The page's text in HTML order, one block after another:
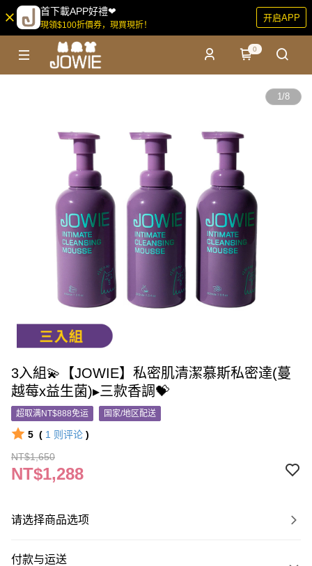
首下載APP好禮❤
現領$100折價券，現買現折！
开启APP
0
1/8
3入組💫【JOWIE】私密肌清潔慕斯私密達(蔓
越莓x益生菌)▸三款香調💝
超取满NT$888免运 国家/地区配送
5 ( 1 则评论 )
NT$1,650
NT$1,288
请选择商品选项
付款与运送